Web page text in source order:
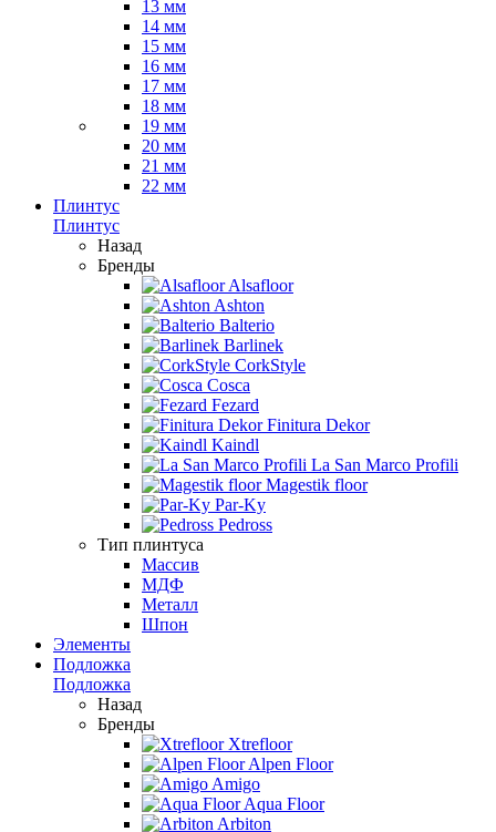
13 мм
14 мм
15 мм
16 мм
17 мм
18 мм
19 мм
20 мм
21 мм
22 мм
Плинтус
Плинтус
Назад
Бренды
Alsafloor
Ashton
Balterio
Barlinek
CorkStyle
Cosca
Fezard
Finitura Dekor
Kaindl
La San Marco Profili
Magestik floor
Par-Ky
Pedross
Тип плинтуса
Массив
МДФ
Металл
Шпон
Элементы
Подложка
Подложка
Назад
Бренды
Xtrefloor
Alpen Floor
Amigo
Aqua Floor
Arbiton